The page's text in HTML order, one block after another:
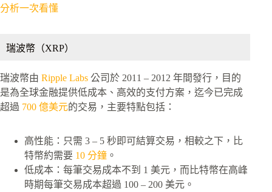
分析一次看懂
瑞波幣（XRP）
瑞波幣由 Ripple Labs 公司於 2011 – 2012 年間發行，目的
是為全球金融提供低成本、高效的支付方案，迄今已完成
超過 700 億美元的交易，主要特點包括：
高性能：只需 3 – 5 秒即可結算交易，相較之下，比
特幣約需要 10 分鐘 。
低成本：每筆交易成本不到 1 美元，而比特幣在高峰
時期每筆交易成本超過 100 – 200 美元。